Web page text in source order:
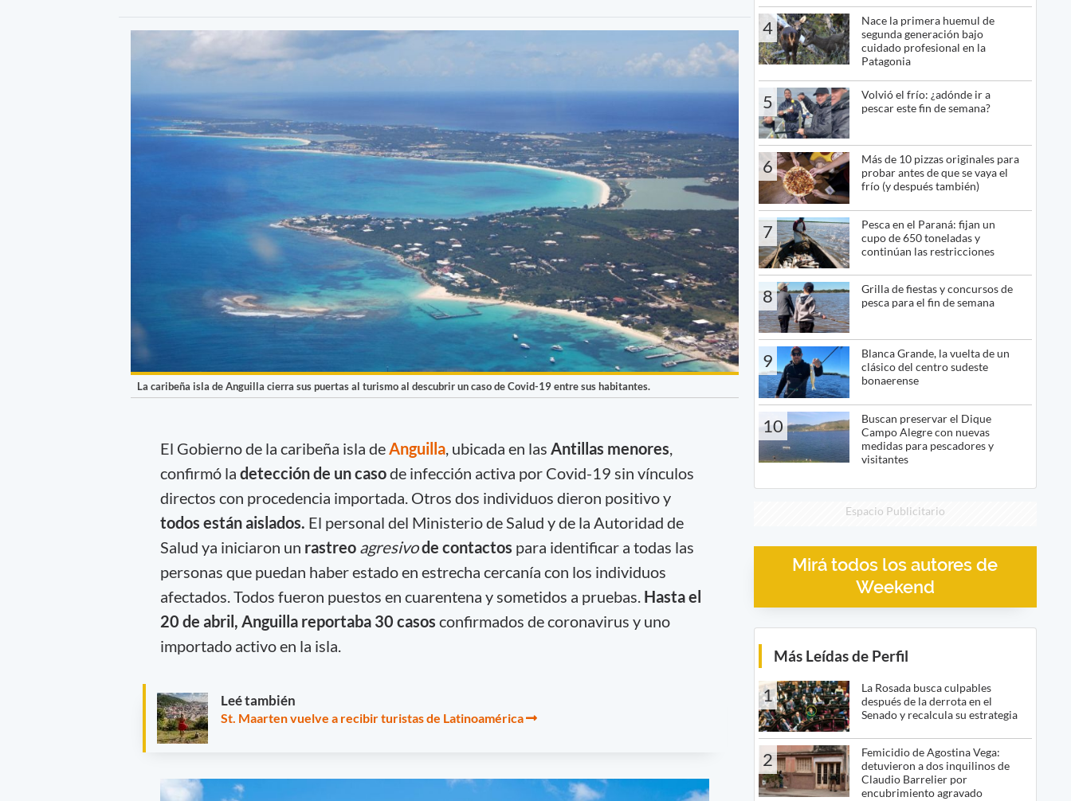
La caribeña isla de Anguilla cierra sus puertas al turismo al descubrir un caso de Covid-19 entre sus habitantes.
El Gobierno de la caribeña isla de Anguilla, ubicada en las Antillas menores
confirmó la detección de un casode infección activa por Covid-19 sin vínculos
directos con procedencia importada. Otros dos individuos dieron positivo y
todos están aislados. El personal del Ministerio de Salud y de la Autoridad de
Salud ya iniciaron un rastreo agresivode contactos para identificar a todas las
personas que puedan haber estado en estrecha cercanía con los individuos
afectados. Todos fueron puestos en cuarentena y sometidos a pruebas. Hasta el
20 de abril, Anguilla reportaba 30 casos confirmados de coronavirus y uno
importado activo en la isla.
Leé también
St. Maarten vuelve a recibir turistas de Latinoamérica
4
Nace la primera huemul de
segunda generación bajo
cuidado profesional en la
Patagonia
5
Volvió el frío: ¿adónde ir a
pescar este fin de semana?
6
Más de 10 pizzas originales para
probar antes de que se vaya el
frío (y después también)
7
Pesca en el Paraná: fijan un
cupo de 650 toneladas y
continúan las restricciones
8
Grilla de fiestas y concursos de
pesca para el fin de semana
9
Blanca Grande, la vuelta de un
clásico del centro sudeste
bonaerense
10
Buscan preservar el Dique
Campo Alegre con nuevas
medidas para pescadores y
visitantes
Espacio Publicitario
Mirá todos los autores de
Weekend
Más Leídas de Perfil
1
La Rosada busca culpables
después de la derrota en el
Senado y recalcula su estrategia
2
Femicidio de Agostina Vega:
detuvieron a dos inquilinos de
Claudio Barrelier por
encubrimiento agravado